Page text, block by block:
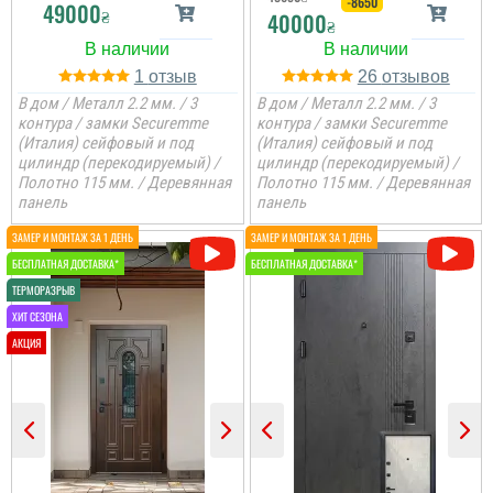
Ярослав
За свої гроші дуже
квартири — міцні,
практичні та без зайвої
переплати.
читати всі відгуки
читати всі відгуки
Непоганий варінт, дуже
сподобався в своїй ціні і
є в наявності, та хороша
49000₴
1
В дом / Металл 2.2 мм. / 3
контура / замки Securemme
(Италия) сейфовый и под
цилиндр (перекодируемый) /
Полотно 115 мм. / Деревянная
панель
40000₴
26
В дом / Металл 2.2 мм. / 3
контура / замки Securemme
(Италия) сейфовый и под
цилиндр (перекодируемый) /
Полотно 115 мм. / Деревянная
панель